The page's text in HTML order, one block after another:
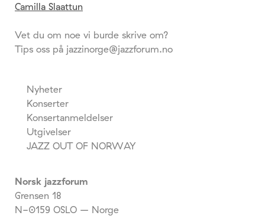
Camilla Slaattun
Vet du om noe vi burde skrive om?
Tips oss på jazzinorge@jazzforum.no
Nyheter
Konserter
Konsertanmeldelser
Utgivelser
JAZZ OUT OF NORWAY
Norsk jazzforum
Grensen 18
N-0159 OSLO – Norge